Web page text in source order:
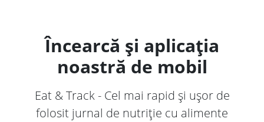
Încearcă și aplicația
noastră de mobil
Eat & Track - Cel mai rapid și ușor de
folosit jurnal de nutriție cu alimente